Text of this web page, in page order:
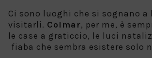
Ci sono luoghi che si sognano
visitarli. Colmar, per me, è
le case a graticcio, le luci
fiaba che sembra esistere solo